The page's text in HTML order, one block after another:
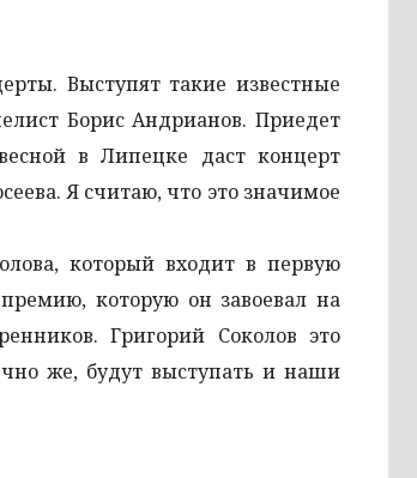
Выступят такие известные
Борис Андрианов. Приедет
в Липецке даст концерт
Я считаю, что это значимое
который входит в первую
которую он завоевал на
Григорий Соколов это
же, будут выступать и наши